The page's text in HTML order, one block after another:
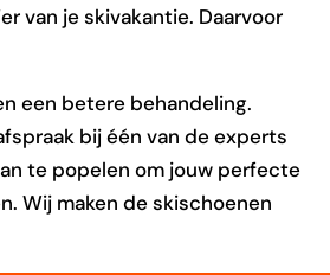
van je skivakantie. Daarvoor
een betere behandeling.
bij één van de experts
te popelen om jouw perfecte
Wij maken de skischoenen